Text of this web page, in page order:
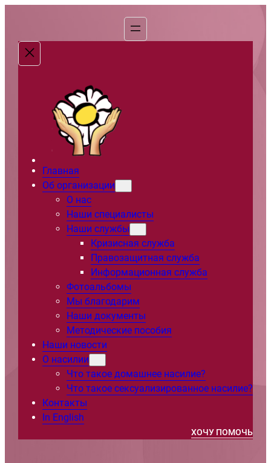
содержимому
Главная
Об организации
О нас
Наши специалисты
Наши службы
Кризисная служба
Правозащитная служба
Информационная служба
Фотоальбомы
Мы благодарим
Наши документы
Методические пособия
Наши новости
О насилии
Что такое домашнее насилие?
Что такое сексуализированное насилие?
Контакты
In English
ХОЧУ ПОМОЧЬ